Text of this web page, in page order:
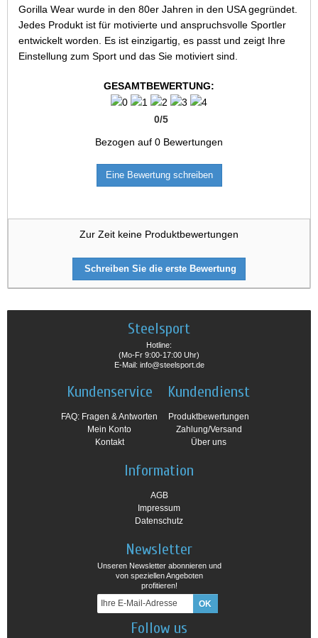
Gorilla Wear wurde in den 80er Jahren in den USA gegründet.
Jedes Produkt ist für motivierte und anspruchsvolle Sportler
entwickelt worden. Es ist einzigartig, es passt und zeigt Ihre
Einstellung zum Sport und das Sie motiviert sind.
GESAMTBEWERTUNG:
0/5
Bezogen auf 0 Bewertungen
Eine Bewertung schreiben
Zur Zeit keine Produktbewertungen
Schreiben Sie die erste Bewertung
Steelsport
Hotline:
(Mo-Fr 9:00-17:00 Uhr)
E-Mail: info@steelsport.de
Kundenservice
FAQ: Fragen & Antworten
Mein Konto
Kontakt
Kundendienst
Produktbewertungen
Zahlung/Versand
Über uns
Information
AGB
Impressum
Datenschutz
Newsletter
Unseren Newsletter abonnieren und
von speziellen Angeboten
profitieren!
Follow us